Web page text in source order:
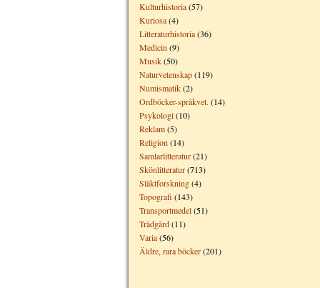
Kulturhistoria(57)
Kuriosa(4)
Litteraturhistoria(36)
Medicin (9)
Musik(50)
Naturvetenskap(119)
Numismatik(2)
Ordböcker-språkvet. (14)
Psykologi(10)
Reklam(5)
Religion (14)
Samlarlitteratur(21)
Skönlitteratur(713)
Släktforskning(4)
Topografi (143)
Transportmedel(51)
Trädgård(11)
Varia(56)
Äldre, rara böcker(201)